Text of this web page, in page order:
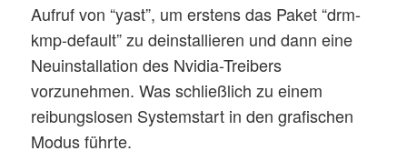
Aufruf von “yast”, um erstens das Paket “drm-
kmp-default” zu deinstallieren und dann eine
Neuinstallation des Nvidia-Treibers
vorzunehmen. Was schließlich zu einem
reibungslosen Systemstart in den grafischen
Modus führte.